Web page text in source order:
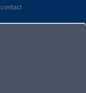
contact